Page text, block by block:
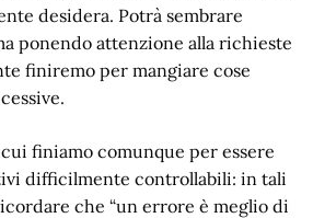
desidera. Potrà sembrare
ponendo attenzione alla richieste
finiremo per mangiare cose
finiamo comunque per essere
difficilmente controllabili: in tali
che “un errore è meglio di